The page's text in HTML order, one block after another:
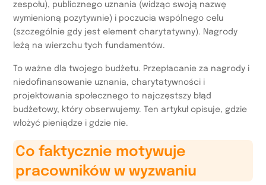
zespołu), publicznego uznania (widząc swoją nazwę
wymienioną pozytywnie) i poczucia wspólnego celu
(szczególnie gdy jest element charytatywny). Nagrody
leżą na wierzchu tych fundamentów.
To ważne dla twojego budżetu. Przepłacanie za nagrody i
niedofinansowanie uznania, charytatywności i
projektowania społecznego to najczęstszy błąd
budżetowy, który obserwujemy. Ten artykuł opisuje, gdzie
włożyć pieniądze i gdzie nie.
Co faktycznie motywuje
pracowników w wyzwaniu